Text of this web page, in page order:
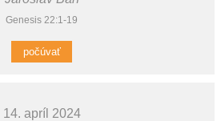
Genesis 22:1-19
počúvať
14. apríl 2024